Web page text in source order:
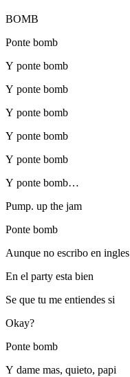
BOMB
Ponte bomb
Y ponte bomb
Y ponte bomb
Y ponte bomb
Y ponte bomb
Y ponte bomb
Y ponte bomb…
Pump. up the jam
Ponte bomb
Aunque no escribo en ingles
En el party esta bien
Se que tu me entiendes si
Okay?
Ponte bomb
Y dame mas, quieto, papi